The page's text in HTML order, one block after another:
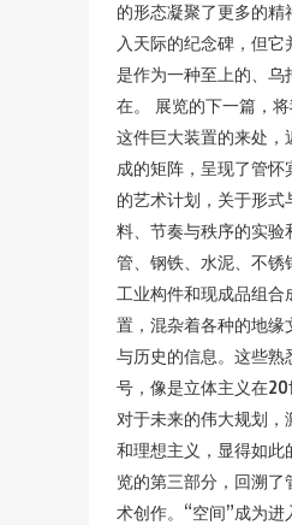
的形态凝聚了更多的精
入天际的纪念碑，但
是作为一种至上的、乌
在。 展览的下一篇，
这件巨大装置的来处，
成的矩阵，呈现了管怀
的艺术计划，关于形式
料、节奏与秩序的实验
管、钢铁、水泥、不锈
工业构件和现成品组合
置，混杂着各种的地缘
与历史的信息。这些熟
号，像是立体主义在20
对于未来的伟大规划，
和理想主义，显得如此
览的第三部分，回溯了
术创作。“空间”成为进